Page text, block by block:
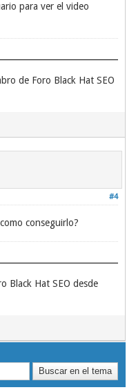
para ver el video
de Foro Black Hat SEO
#4
conseguirlo?
Black Hat SEO desde